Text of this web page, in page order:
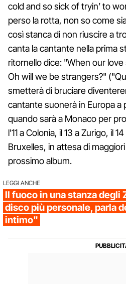
cold and so sick of tryin’ to
perso la rotta, non so come
così stanca di non riuscire a
canta la cantante nella prima
ritornello dice: "When our
Oh will we be strangers?"
smetterà di bruciare
cantante suonerà in Europa a
quando sarà a Monaco per
l'11 a Colonia, il 13 a Zurigo, il
Bruxelles, in attesa di
prossimo album.
LEGGI ANCHE
Il fuoco in una stanza degli
disco più personale, parla
intimo"